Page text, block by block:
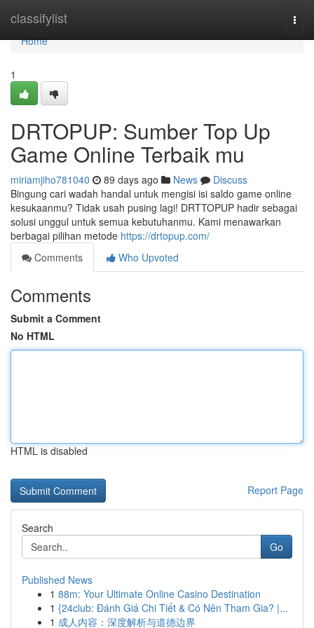
classifylist
Home
Home
1
DRTOPUP: Sumber Top Up
Game Online Terbaik mu
miriamjiho781040 89 days ago News
Discuss
Bingung cari wadah handal untuk mengisi isi saldo game online
kesukaanmu? Tidak usah pusing lagi! DRTTOPUP hadir sebagai
solusi unggul untuk semua kebutuhanmu. Kami menawarkan
berbagai pilihan metode https://drtopup.com/
Comments
Who Upvoted
Comments
Submit a Comment
No HTML
HTML is disabled
Report Page
Search
Go
Published News
1 88m: Your Ultimate Online Casino Destination
1 {24club: Đánh Giá Chi Tiết & Có Nên Tham Gia? |...
1 成人内容：深度解析与道德边界